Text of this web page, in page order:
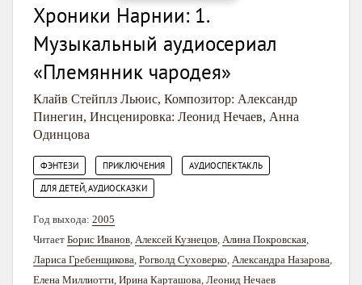
Хроники Нарнии: 1.
Музыкальный аудиосериал
«Племянник чародея»
Клайв Стейплз Льюис, Композитор: Александр
Пинегин, Инсценировка: Леонид Нечаев, Анна
Одинцова
ФЭНТЕЗИ ПРИКЛЮЧЕНИЯ АУДИОСПЕКТАКЛЬ
ДЛЯ ДЕТЕЙ, АУДИОСКАЗКИ
Год выхода: 2005
Читает Борис Иванов, Алексей Кузнецов, Алина Покровская,
Лариса Гребенщикова, Рогволд Суховерко, Александра Назарова,
Елена Миллиотти, Ирина Карташова, Леонид Нечаев